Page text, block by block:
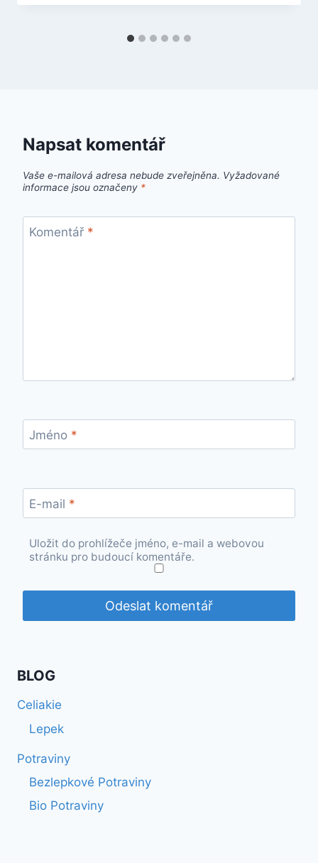
Napsat komentář
Vaše e-mailová adresa nebude zveřejněna. Vyžadované
informace jsou označeny *
Komentář *
Jméno *
E-mail *
Uložit do prohlížeče jméno, e-mail a webovou
stránku pro budoucí komentáře.
BLOG
Celiakie
Lepek
Potraviny
Bezlepkové Potraviny
Bio Potraviny